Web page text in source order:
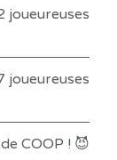
joueureuses
joueureuses
COOP ! 😈